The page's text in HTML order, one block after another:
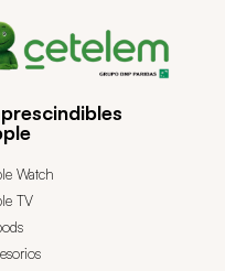
Watch
TV